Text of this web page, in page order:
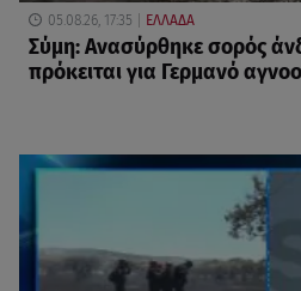
05.08.26, 17:35 ΕΛΛΑΔΑ
Σύμη: Ανασύρθηκε σορός
πρόκειται για Γερμανό